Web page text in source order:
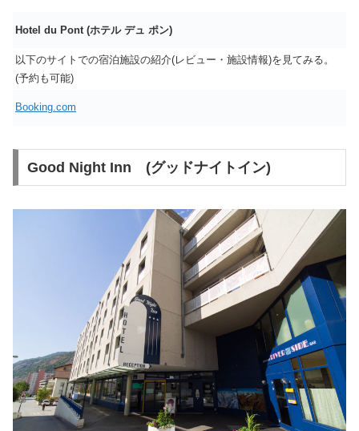
Hotel du Pont (ホテル デュ ポン)
以下のサイトでの宿泊施設の紹介(レビュー・施設情報)を見てみる。
(予約も可能)
Booking.com
Good Night Inn (グッドナイトイン)